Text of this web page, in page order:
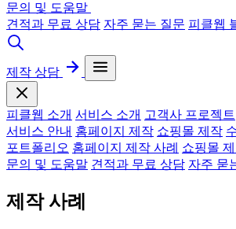
문의 및 도움말
견적과 무료 상담 자주 묻는 질문 피클웹
제작 상담
피클웹 소개 서비스 소개 고객사 프로젝트
서비스 안내 홈페이지 제작 쇼핑몰 제작
포트폴리오 홈페이지 제작 사례 쇼핑몰
문의 및 도움말 견적과 무료 상담 자주 묻
제작 사례